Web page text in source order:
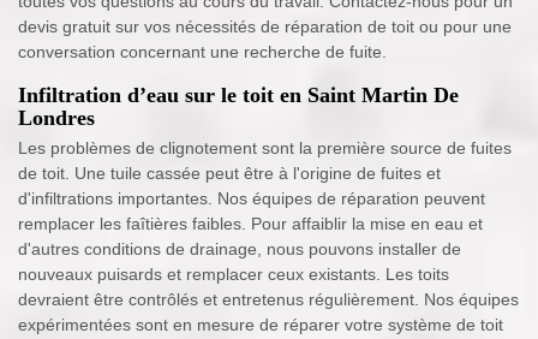
devis gratuit sur vos nécessités de réparation de toit ou pour une
conversation concernant une recherche de fuite.
Infiltration d’eau sur le toit en Saint Martin De
Londres
Les problèmes de clignotement sont la première source de fuites
de toit. Une tuile cassée peut être à l'origine de fuites et
d'infiltrations importantes. Nos équipes de réparation peuvent
remplacer les faîtières faibles. Pour affaiblir la mise en eau et
d'autres conditions de drainage, nous pouvons installer de
nouveaux puisards et remplacer ceux existants. Les toits
devraient être contrôlés et entretenus régulièrement. Nos équipes
expérimentées sont en mesure de réparer votre système de toit